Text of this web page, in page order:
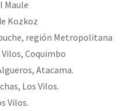
Maule
Kozkoz
región Metropolitana
Coquimbo
Atacama.
Los Vilos.
Vilos.